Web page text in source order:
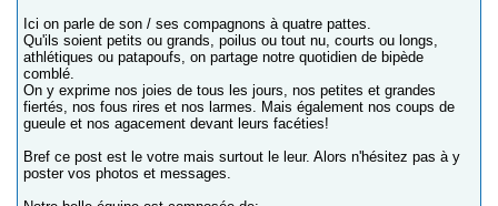
Ici on parle de son / ses compagnons à quatre pattes.
Qu'ils soient petits ou grands, poilus ou tout nu, courts ou longs,
athlétiques ou patapoufs, on partage notre quotidien de bipède
comblé.
On y exprime nos joies de tous les jours, nos petites et grandes
fiertés, nos fous rires et nos larmes. Mais également nos coups de
gueule et nos agacement devant leurs facéties!
Bref ce post est le votre mais surtout le leur. Alors n'hésitez pas à y
poster vos photos et messages.